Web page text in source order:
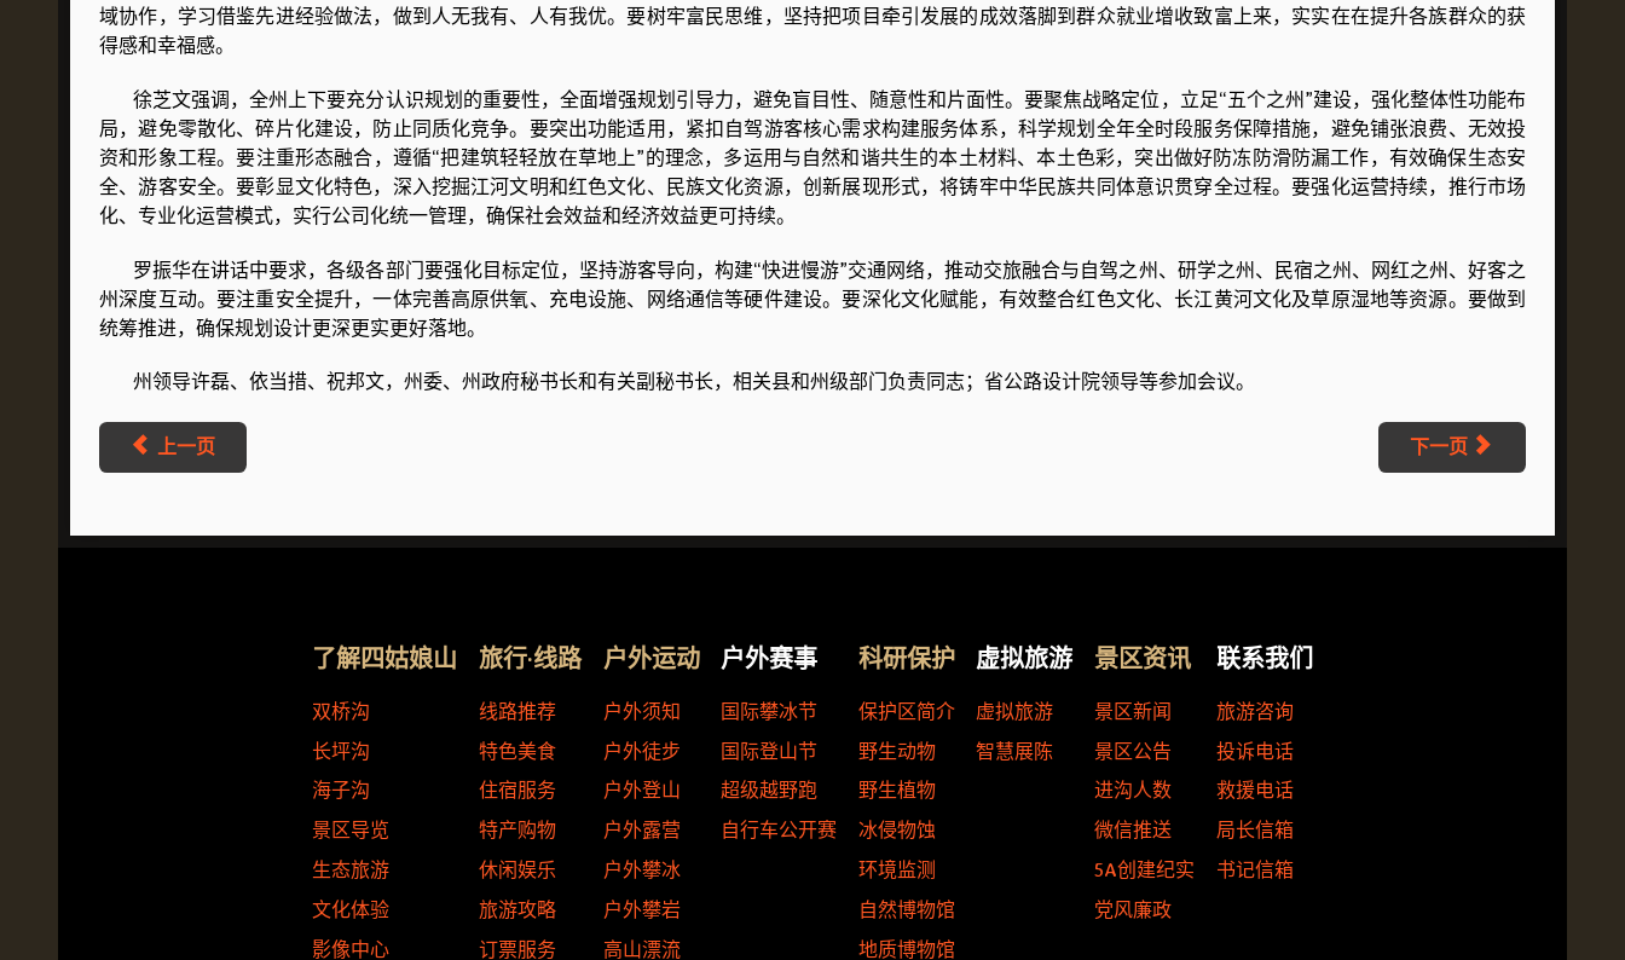
域协作，学习借鉴先进经验做法，做到人无我有、人有我优。要树牢富民思维，坚持把项目牵引发展的成效落脚到群众就业增收致富上来，实实在在提升各族群众的获
得感和幸福感。
徐芝文强调，全州上下要充分认识规划的重要性，全面增强规划引导力，避免盲目性、随意性和片面性。要聚焦战略定位，立足“五个之州”建设，强化整体性功能布
局，避免零散化、碎片化建设，防止同质化竞争。要突出功能适用，紧扣自驾游客核心需求构建服务体系，科学规划全年全时段服务保障措施，避免铺张浪费、无效投
资和形象工程。要注重形态融合，遵循“把建筑轻轻放在草地上”的理念，多运用与自然和谐共生的本土材料、本土色彩，突出做好防冻防滑防漏工作，有效确保生态安
全、游客安全。要彰显文化特色，深入挖掘江河文明和红色文化、民族文化资源，创新展现形式，将铸牢中华民族共同体意识贯穿全过程。要强化运营持续，推行市场
化、专业化运营模式，实行公司化统一管理，确保社会效益和经济效益更可持续。
罗振华在讲话中要求，各级各部门要强化目标定位，坚持游客导向，构建“快进慢游”交通网络，推动交旅融合与自驾之州、研学之州、民宿之州、网红之州、好客之
州深度互动。要注重安全提升，一体完善高原供氧、充电设施、网络通信等硬件建设。要深化文化赋能，有效整合红色文化、长江黄河文化及草原湿地等资源。要做到
统筹推进，确保规划设计更深更实更好落地。
州领导许磊、依当措、祝邦文，州委、州政府秘书长和有关副秘书长，相关县和州级部门负责同志；省公路设计院领导等参加会议。
上一页 下一页
了解四姑娘山
双桥沟
长坪沟
海子沟
景区导览
生态旅游
文化体验
影像中心
旅行·线路
线路推荐
特色美食
住宿服务
特产购物
休闲娱乐
旅游攻略
订票服务
户外运动
户外须知
户外徒步
户外登山
户外露营
户外攀冰
户外攀岩
高山漂流
户外赛事
国际攀冰节
国际登山节
超级越野跑
自行车公开赛
科研保护
保护区简介
野生动物
野生植物
冰侵物蚀
环境监测
自然博物馆
地质博物馆
虚拟旅游
虚拟旅游
智慧展陈
景区资讯
景区新闻
景区公告
进沟人数
微信推送
5A创建纪实
党风廉政
联系我们
旅游咨询
投诉电话
救援电话
局长信箱
书记信箱